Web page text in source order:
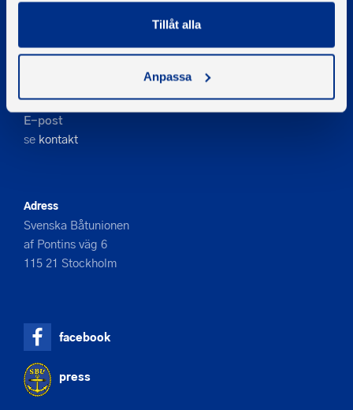
Tillåt alla
Anpassa
08-545 859 60
E-post
se kontakt
Adress
Svenska Båtunionen
af Pontins väg 6
115 21 Stockholm
facebook
press